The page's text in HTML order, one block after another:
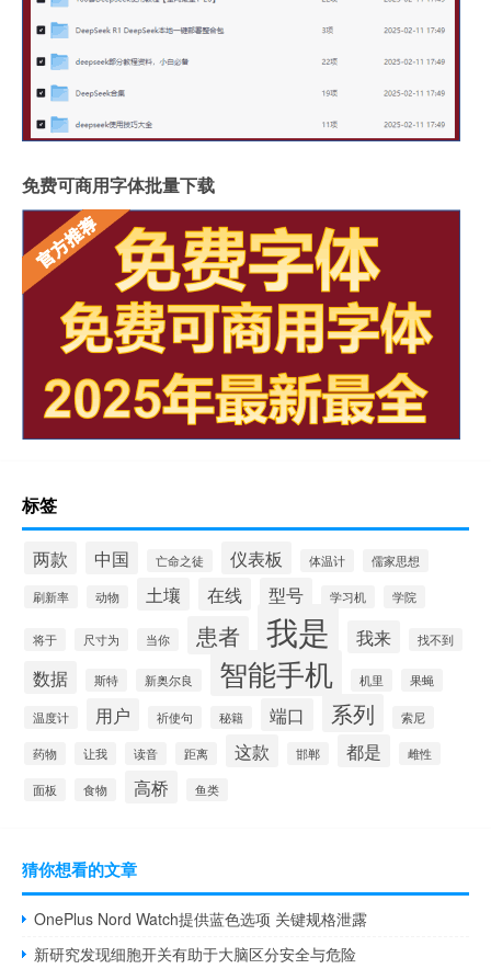
免费可商用字体批量下载
标签
两款 中国 亡命之徒 仪表板 体温计 儒家思想
刷新率 动物 土壤 在线 型号 学习机 学院
将于 尺寸为 当你 患者 我是 我来 找不到
数据 斯特 新奥尔良 智能手机 机里 果蝇
温度计 用户 祈使句 秘籍 端口 系列 索尼
药物 让我 读音 距离 这款 邯郸 都是 雌性
面板 食物 高桥 鱼类
猜你想看的文章
OnePlus Nord Watch提供蓝色选项 关键规格泄露
新研究发现细胞开关有助于大脑区分安全与危险